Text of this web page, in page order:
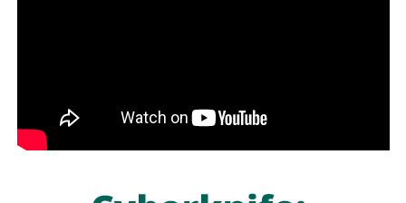
en medio de la calle, pero la mayoría de los que piden la
señal con el aviso son los mismos que, a propósito, no
ser cortés con los peatones que intentan